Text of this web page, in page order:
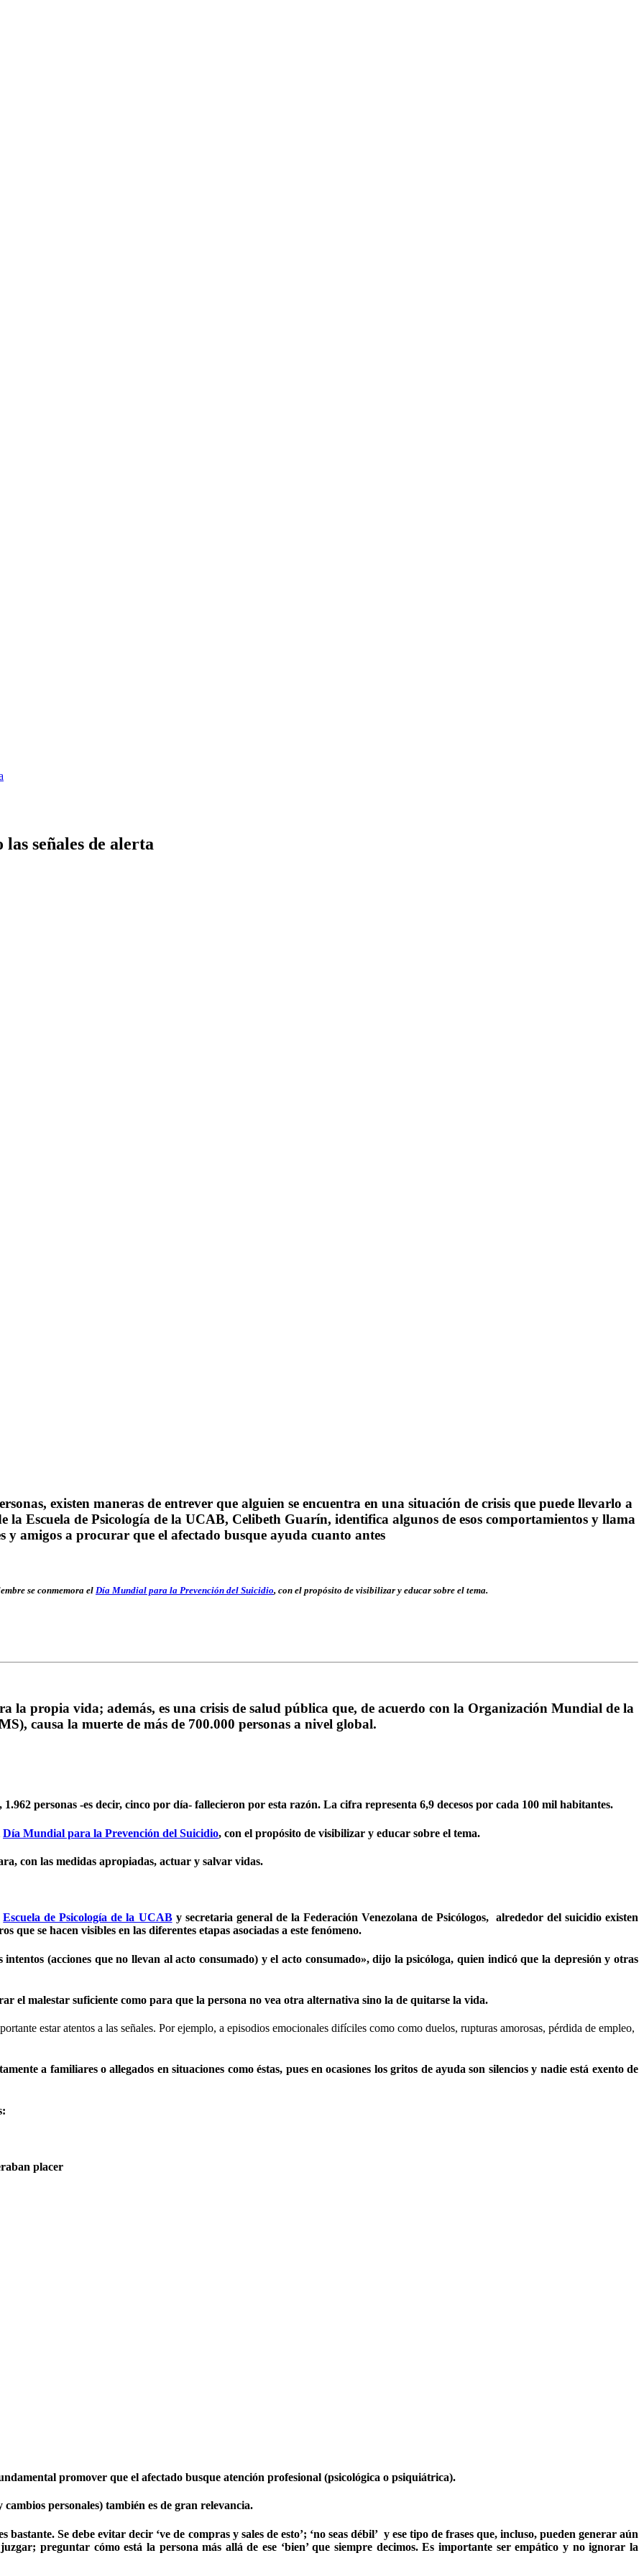
señales de alerta
existen maneras de entrever que alguien se encuentra en una situación de crisis que puede llevarlo a
Escuela de Psicología de la UCAB, Celibeth Guarín, identifica algunos de esos comportamientos y llama
y amigos a procurar que el afectado busque ayuda cuanto antes
se conmemora el Día Mundial para la Prevención del Suicidio, con el propósito de visibilizar y educar sobre el tema.
la propia vida; además, es una crisis de salud pública que, de acuerdo con la Organización Mundial de la
causa la muerte de más de 700.000 personas a nivel global.
1.962 personas -es decir, cinco por día- fallecieron por esta razón. La cifra representa 6,9 decesos por cada 100 mil habitantes.
Día Mundial para la Prevención del Suicidio, con el propósito de visibilizar y educar sobre el tema.
con las medidas apropiadas, actuar y salvar vidas.
Escuela de Psicología de la UCABy secretaria general de la Federación Venezolana de Psicólogos, alrededor del suicidio existen
se hacen visibles en las diferentes etapas asociadas a este fenómeno.
intentos (acciones que no llevan al acto consumado) y el acto consumado», dijo la psicóloga, quien indicó que la depresión y otras
el malestar suficiente como para que la persona no vea otra alternativa sino la de quitarse la vida.
estar atentos a las señales. Por ejemplo, a episodios emocionales difíciles como como duelos, rupturas amorosas, pérdida de empleo,
a familiares o allegados en situaciones como éstas, pues en ocasiones los gritos de ayuda son silencios y nadie está exento de
placer
promover que el afectado busque atención profesional (psicológica o psiquiátrica).
personales) también es de gran relevancia.
bastante. Se debe evitar decir ‘ve de compras y sales de esto’; ‘no seas débil’ y ese tipo de frases que, incluso, pueden generar aún
preguntar cómo está la persona más allá de ese ‘bien’ que siempre decimos. Es importante ser empático y no ignorar la